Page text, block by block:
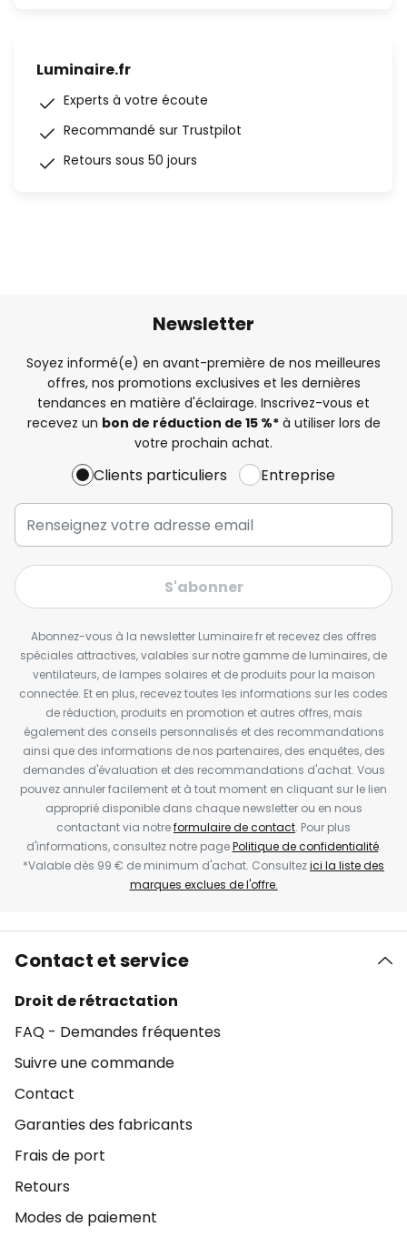
Luminaire.fr
Experts à votre écoute
Recommandé sur Trustpilot
Retours sous 50 jours
Newsletter
Soyez informé(e) en avant-première de nos meilleures
offres, nos promotions exclusives et les dernières
tendances en matière d'éclairage. Inscrivez-vous et
recevez un bon de réduction de 15 %*à utiliser lors de
votre prochain achat.
Clients particuliers Entreprise
S'abonner
Abonnez-vous à la newsletter Luminaire.fr et recevez des offres
spéciales attractives, valables sur notre gamme de luminaires, de
ventilateurs, de lampes solaires et de produits pour la maison
connectée. Et en plus, recevez toutes les informations sur les codes
de réduction, produits en promotion et autres offres, mais
également des conseils personnalisés et des recommandations
ainsi que des informations de nos partenaires, des enquêtes, des
demandes d'évaluation et des recommandations d'achat. Vous
pouvez annuler facilement et à tout moment en cliquant sur le lien
approprié disponible dans chaque newsletter ou en nous
contactant via notreformulaire de contact. Pour plus
d'informations, consultez notre pagePolitique de confidentialité.
*Valable dès 99 € de minimum d'achat. Consultezici la liste des
marques exclues de l'offre.
Contact et service
Droit de rétractation
FAQ - Demandes fréquentes
Suivre une commande
Contact
Garanties des fabricants
Frais de port
Retours
Modes de paiement